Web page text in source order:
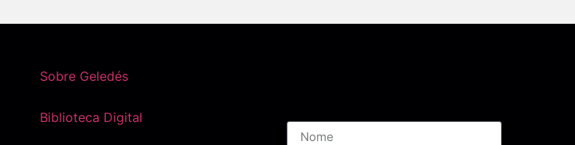
Sobre Geledés
Biblioteca Digital